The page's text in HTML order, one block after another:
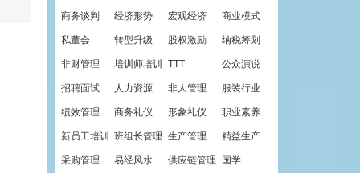
商务谈判 经济形势 宏观经济 商业模式
私董会 转型升级 股权激励 纳税筹划
非财管理 培训师培训 TTT 公众演说
招聘面试 人力资源 非人管理 服装行业
绩效管理 商务礼仪 形象礼仪 职业素养
新员工培训 班组长管理 生产管理 精益生产
采购管理 易经风水 供应链管理 国学